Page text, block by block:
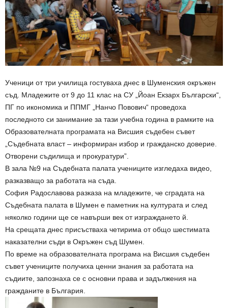
Ученици от три училища гостуваха днес в Шуменския окръжен
съд. Младежите от 9 до 11 клас на СУ „Йоан Екзарх Български“,
ПГ по икономика и ППМГ „Нанчо Повович“ проведоха
последното си занимание за тази учебна година в рамките на
Образователната програмата на Висшия съдебен съвет
„Съдебната власт – информиран избор и гражданско доверие.
Отворени съдилища и прокуратури”.
В зала №9 на Съдебната палата учениците изгледаха видео,
разказващо за работата на съда.
София Радославова разказа на младежите, че сградата на
Съдебната палата в Шумен е паметник на културата и след
няколко години ще се навърши век от изграждането й.
На срещата днес присъстваха четирима от общо шестимата
наказателни съди в Окръжен съд Шумен.
По време на образователната програма на Висшия съдебен
съвет учениците получиха ценни знания за работата на
съдиите, запознаха се с основни права и задължения на
гражданите в България.